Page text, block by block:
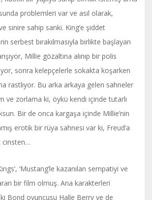
problemleri var ve asıl olarak,
sinire sahip sanki. King’e şiddet
serbest bırakılmasıyla birlikte başlayan
Millie gözaltına alınıp bir polis
sonra kelepçelerle sokakta koşarken
rastlıyor. Bu arka arkaya gelen sahneler
ve zorlama ki, öykü kendi içinde tutarlı
Bir de onca kargaşa içinde Millie’nin
erotik bir rüya sahnesi var ki, Freud’a
cinsten…
‘Mustang’le kazanılan sempatiyi ve
bir film olmuş. Ana karakterleri
Bond oyuncusu Halle Berry ve de